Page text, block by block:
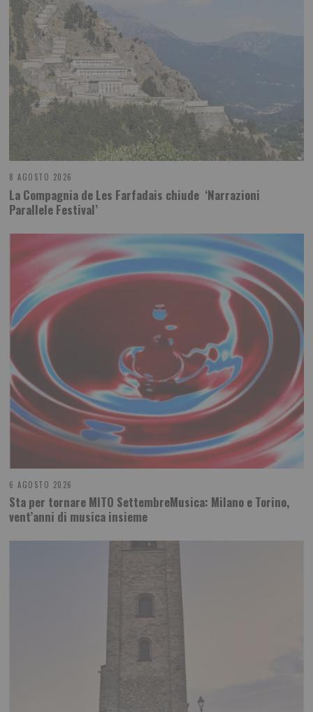
8 AGOSTO 2026
La Compagnia de Les Farfadais chiude ‘Narrazioni
Parallele Festival’
6 AGOSTO 2026
Sta per tornare MITO SettembreMusica: Milano e Torino,
vent’anni di musica insieme